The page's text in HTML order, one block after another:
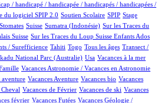
/ handicapé / handicapée / handicapés / handicapées /
du logiciel SPIP 2.0 Soutien Scolaire SPIP Stage
Stomates Suisse Sumatra (Indonésie) Sur les Traces du
Suisse Sur les Traces du Loup Suisse Enfants Ados
/ Surefficience Tahiti Togo Tous les âges Transect /
National Parc (Australie) Usa Vacances à la mer
Vacances Astronomie / Vacances en Astronomie
aventure Vacances Aventure Vacances bio Vacances
Vacances de Février Vacances de ski Vacances
février Vacances Futées Vacances Géologie /